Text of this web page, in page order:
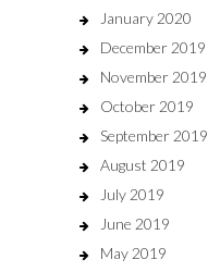
January 2020
December 2019
November 2019
October 2019
September 2019
August 2019
July 2019
June 2019
May 2019